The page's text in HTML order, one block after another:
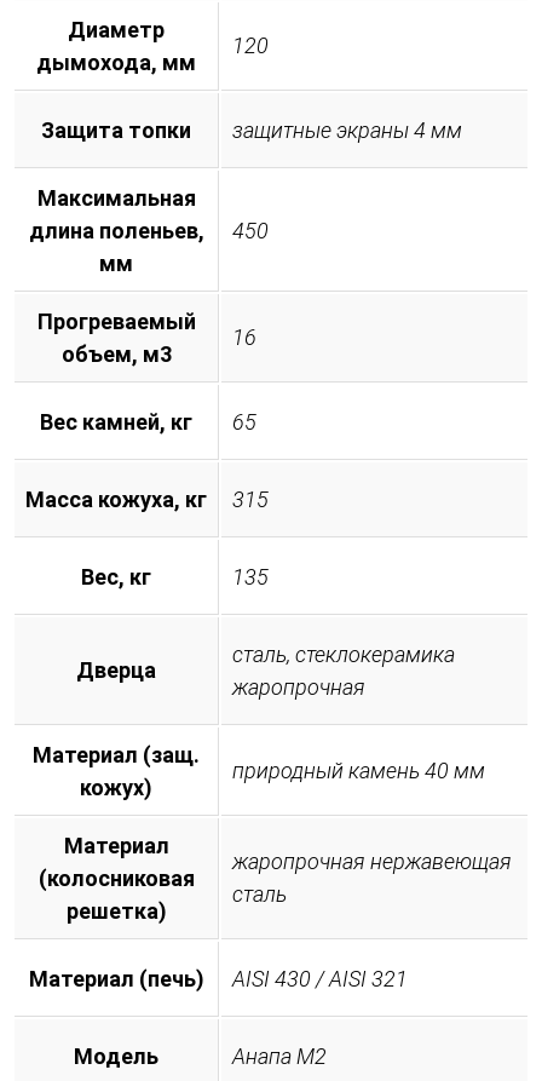
Диаметр
дымохода, мм
120
Защита топки защитные экраны 4 мм
Максимальная
длина поленьев,
мм
450
Прогреваемый
объем, м3
16
Вес камней, кг 65
Масса кожуха, кг 315
Вес, кг 135
Дверца
сталь, стеклокерамика
жаропрочная
Материал (защ.
кожух)
природный камень 40 мм
Материал
(колосниковая
решетка)
жаропрочная нержавеющая
сталь
Материал (печь) AISI 430 / AISI 321
Модель Анапа М2